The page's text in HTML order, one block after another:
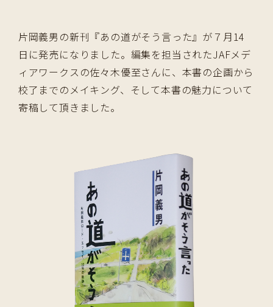
片岡義男の新刊『あの道がそう言った』が７月14
日に発売になりました。編集を担当されたJAFメデ
ィアワークスの佐々木優至さんに、本書の企画から
校了までのメイキング、そして本書の魅力について
寄稿して頂きました。